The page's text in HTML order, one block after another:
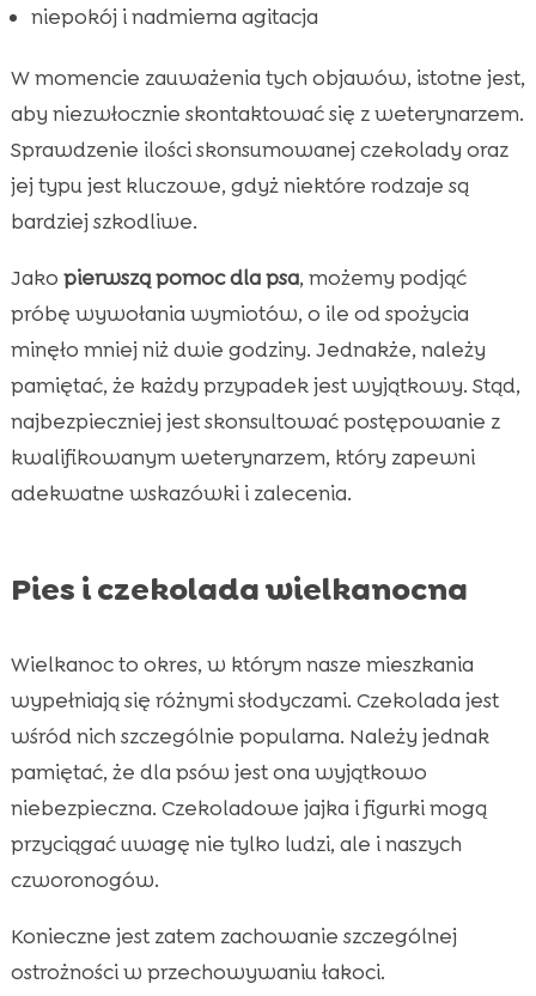
niepokój i nadmierna agitacja
W momencie zauważenia tych objawów, istotne jest,
aby niezwłocznie skontaktować się z weterynarzem.
Sprawdzenie ilości skonsumowanej czekolady oraz
jej typu jest kluczowe, gdyż niektóre rodzaje są
bardziej szkodliwe.
Jako pierwszą pomoc dla psa, możemy podjąć
próbę wywołania wymiotów, o ile od spożycia
minęło mniej niż dwie godziny. Jednakże, należy
pamiętać, że każdy przypadek jest wyjątkowy. Stąd,
najbezpieczniej jest skonsultować postępowanie z
kwalifikowanym weterynarzem, który zapewni
adekwatne wskazówki i zalecenia.
Pies i czekolada wielkanocna
Wielkanoc to okres, w którym nasze mieszkania
wypełniają się różnymi słodyczami. Czekolada jest
wśród nich szczególnie popularna. Należy jednak
pamiętać, że dla psów jest ona wyjątkowo
niebezpieczna. Czekoladowe jajka i figurki mogą
przyciągać uwagę nie tylko ludzi, ale i naszych
czworonogów.
Konieczne jest zatem zachowanie szczególnej
ostrożności w przechowywaniu łakoci.